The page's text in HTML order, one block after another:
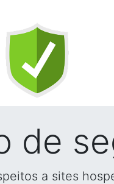
de
a sites